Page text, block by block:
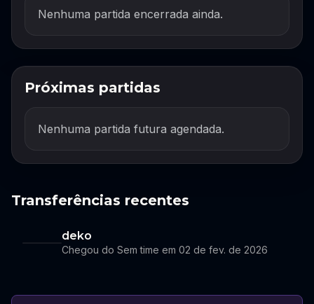
Nenhuma partida encerrada ainda.
Próximas partidas
Nenhuma partida futura agendada.
Transferências recentes
deko
Chegou do Sem time em 02 de fev. de 2026